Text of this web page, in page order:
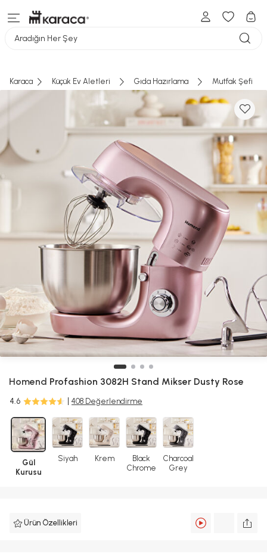
Aradığın Her Şey
Karaca Küçük Ev Aletleri Gıda Hazırlama Mutfak Şefi
Homend Profashion 3082H Stand Mikser Dusty Rose
4.6 408 Değerlendirme
Gül
Kurusu
Siyah Krem
Black
Chrome
Charcoal
Grey
Ürün Özellikleri